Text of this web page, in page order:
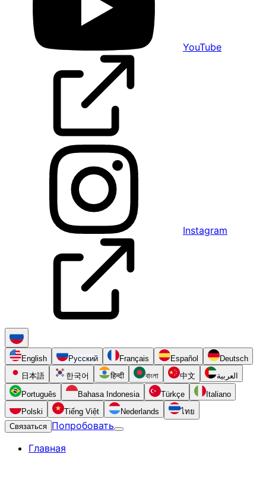
YouTube
Instagram
English Русский Français Español
Deutsch
日本語
한국어 हिन्दी বাংলা 中文 العربية
Português Bahasa Indonesia Türkçe
Italiano
Polski
Tiếng Việt Nederlands
ไทย
Связаться Попробовать
Главная